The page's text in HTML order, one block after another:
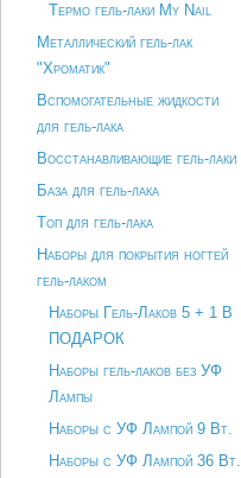
Термо гель-лаки My Nail
Металлический гель-лак
"Хроматик"
Вспомогательные жидкости
для гель-лака
Восстанавливающие гель-лаки
База для гель-лака
Топ для гель-лака
Наборы для покрытия ногтей
гель-лаком
Наборы Гель-Лаков 5 + 1 В
ПОДАРОК
Наборы гель-лаков без УФ
Лампы
Наборы с УФ Лампой 9 Вт.
Наборы с УФ Лампой 36 Вт.